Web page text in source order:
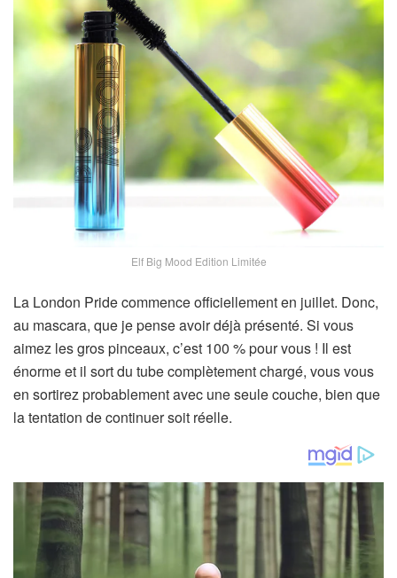
Elf Big Mood Edition Limitée
La London Pride commence officiellement en juillet. Donc,
au mascara, que je pense avoir déjà présenté. Si vous
aimez les gros pinceaux, c’est 100 % pour vous ! Il est
énorme et il sort du tube complètement chargé, vous vous
en sortirez probablement avec une seule couche, bien que
la tentation de continuer soit réelle.